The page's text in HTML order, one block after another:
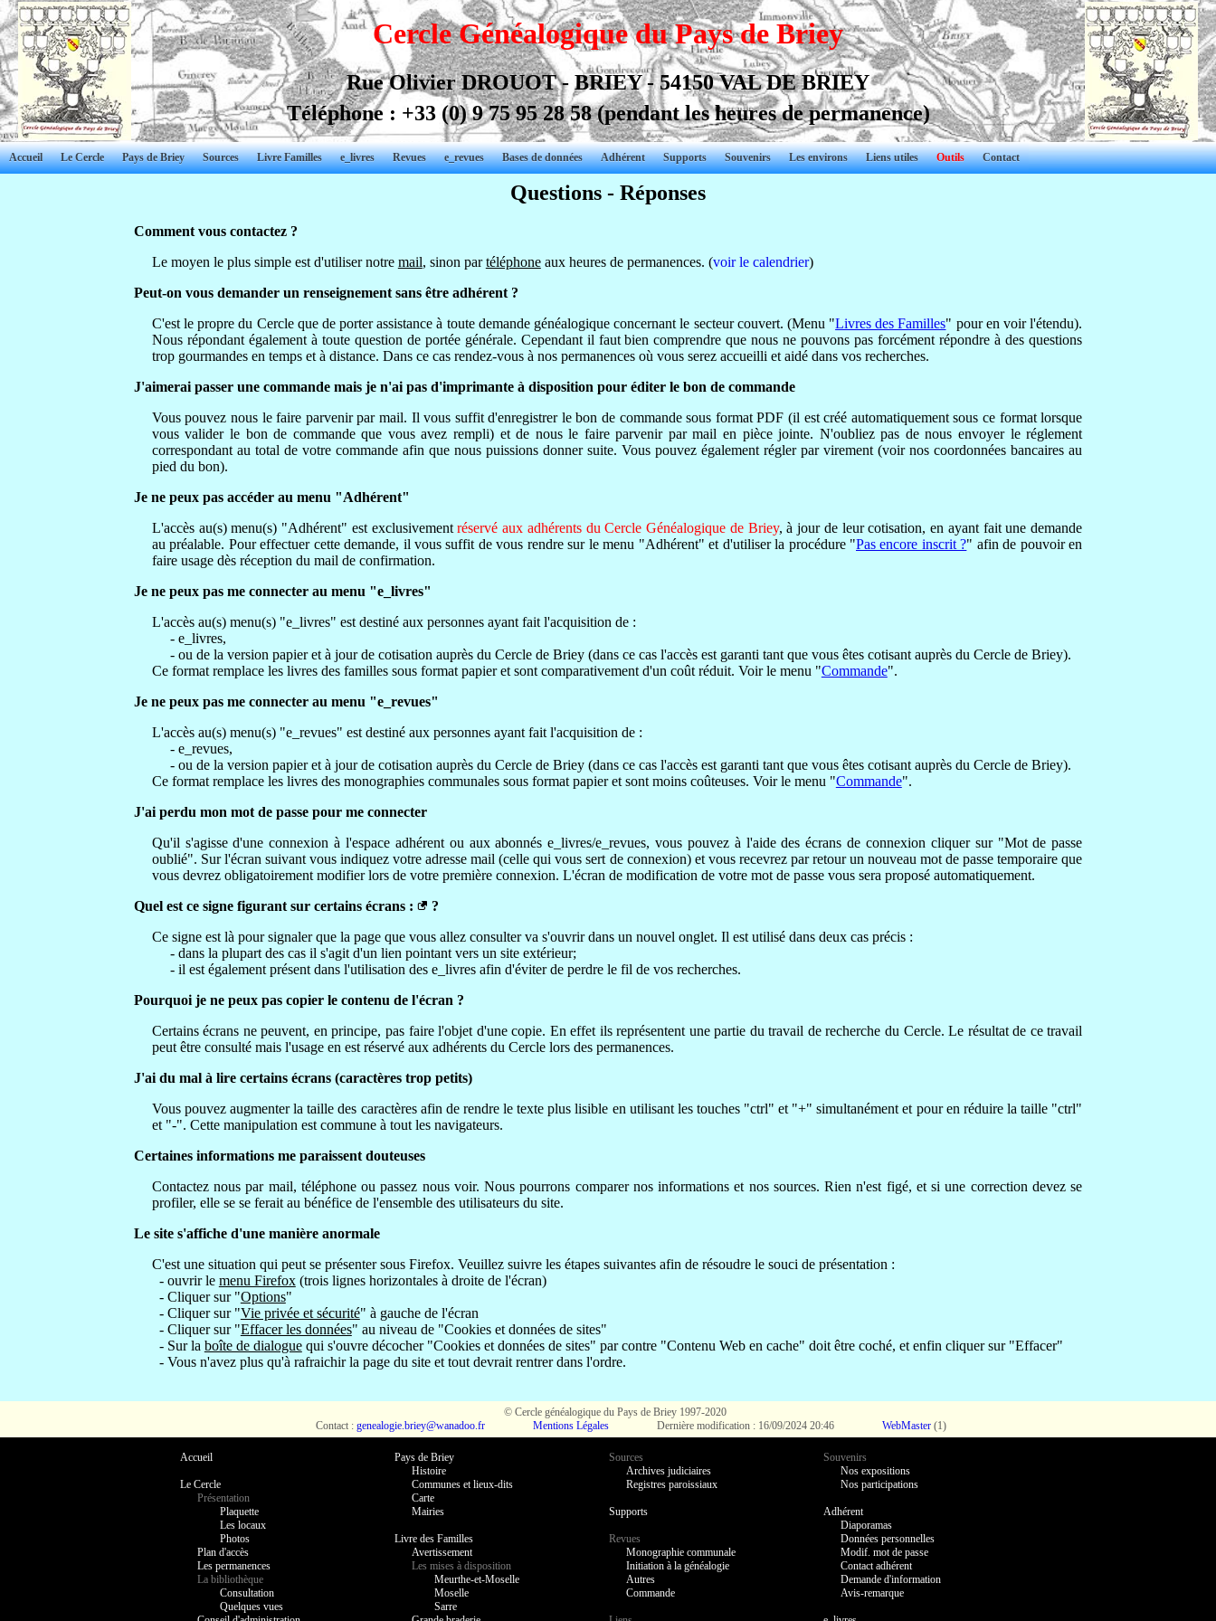
Cercle Généalogique du Pays de Briey
Rue Olivier DROUOT - BRIEY - 54150 VAL DE BRIEY
Téléphone : +33 (0) 9 75 95 28 58(pendant les heures de permanence)
Accueil Le Cercle Pays de Briey Sources Livre Familles e_livres Revues e_revues Bases de données Adhérent Supports Souvenirs Les environs Liens utiles Outils Contact
Questions - Réponses
Comment vous contactez ?
Le moyen le plus simple est d'utiliser notre mail, sinon partéléphoneaux heures de permanences. (voir le calendrier)
Peut-on vous demander un renseignement sans être adhérent ?
C'est le propre du Cercle que de porter assistance à toute demande généalogique concernant le secteur couvert. (Menu "Livres des Familles" pour en voir l'étendu).
Nous répondant également à toute question de portée générale. Cependant il faut bien comprendre que nous ne pouvons pas forcément répondre à des questions
trop gourmandes en temps et à distance. Dans ce cas rendez-vous à nos permanences où vous serez accueilli et aidé dans vos recherches.
J'aimerai passer une commande mais je n'ai pas d'imprimante à disposition pour éditer le bon de commande
Vous pouvez nous le faire parvenir par mail. Il vous suffit d'enregistrer le bon de commande sous format PDF (il est créé automatiquement sous ce format lorsque
vous valider le bon de commande que vous avez rempli) et de nous le faire parvenir par mail en pièce jointe. N'oubliez pas de nous envoyer le réglement
correspondant au total de votre commande afin que nous puissions donner suite. Vous pouvez également régler par virement (voir nos coordonnées bancaires au
pied du bon).
Je ne peux pas accéder au menu "Adhérent"
L'accès au(s) menu(s) "Adhérent" est exclusivementréservé aux adhérents du Cercle Généalogique de Briey, à jour de leur cotisation, en ayant fait une demande
au préalable. Pour effectuer cette demande, il vous suffit de vous rendre sur le menu "Adhérent" et d'utiliser la procédure "Pas encore inscrit ?" afin de pouvoir en
faire usage dès réception du mail de confirmation.
Je ne peux pas me connecter au menu "e_livres"
L'accès au(s) menu(s) "e_livres" est destiné aux personnes ayant fait l'acquisition de :
- e_livres,
- ou de la version papier et à jour de cotisation auprès du Cercle de Briey (dans ce cas l'accès est garanti tant que vous êtes cotisant auprès du Cercle de Briey).
Ce format remplace les livres des familles sous format papier et sont comparativement d'un coût réduit. Voir le menu "Commande".
Je ne peux pas me connecter au menu "e_revues"
L'accès au(s) menu(s) "e_revues" est destiné aux personnes ayant fait l'acquisition de :
- e_revues,
- ou de la version papier et à jour de cotisation auprès du Cercle de Briey (dans ce cas l'accès est garanti tant que vous êtes cotisant auprès du Cercle de Briey).
Ce format remplace les livres des monographies communales sous format papier et sont moins coûteuses. Voir le menu "Commande".
J'ai perdu mon mot de passe pour me connecter
Qu'il s'agisse d'une connexion à l'espace adhérent ou aux abonnés e_livres/e_revues, vous pouvez à l'aide des écrans de connexion cliquer sur "Mot de passe
oublié". Sur l'écran suivant vous indiquez votre adresse mail (celle qui vous sert de connexion) et vous recevrez par retour un nouveau mot de passe temporaire que
vous devrez obligatoirement modifier lors de votre première connexion. L'écran de modification de votre mot de passe vous sera proposé automatiquement.
Quel est ce signe figurant sur certains écrans :
?
Ce signe est là pour signaler que la page que vous allez consulter va s'ouvrir dans un nouvel onglet. Il est utilisé dans deux cas précis :
- dans la plupart des cas il s'agit d'un lien pointant vers un site extérieur;
- il est également présent dans l'utilisation des e_livres afin d'éviter de perdre le fil de vos recherches.
Pourquoi je ne peux pas copier le contenu de l'écran ?
Certains écrans ne peuvent, en principe, pas faire l'objet d'une copie. En effet ils représentent une partie du travail de recherche du Cercle. Le résultat de ce travail
peut être consulté mais l'usage en est réservé aux adhérents du Cercle lors des permanences.
J'ai du mal à lire certains écrans (caractères trop petits)
Vous pouvez augmenter la taille des caractères afin de rendre le texte plus lisible en utilisant les touches "ctrl" et "+" simultanément et pour en réduire la taille "ctrl"
et "-". Cette manipulation est commune à tout les navigateurs.
Certaines informations me paraissent douteuses
Contactez nous par mail, téléphone ou passez nous voir. Nous pourrons comparer nos informations et nos sources. Rien n'est figé, et si une correction devez se
profiler, elle se se ferait au bénéfice de l'ensemble des utilisateurs du site.
Le site s'affiche d'une manière anormale
C'est une situation qui peut se présenter sous Firefox. Veuillez suivre les étapes suivantes afin de résoudre le souci de présentation :
- ouvrir le menu Firefox(trois lignes horizontales à droite de l'écran)
- Cliquer sur "Options"
- Cliquer sur "Vie privée et sécurité" à gauche de l'écran
- Cliquer sur "Effacer les données" au niveau de "Cookies et données de sites"
- Sur la boîte de dialoguequi s'ouvre décocher "Cookies et données de sites" par contre "Contenu Web en cache" doit être coché, et enfin cliquer sur "Effacer"
- Vous n'avez plus qu'à rafraichir la page du site et tout devrait rentrer dans l'ordre.
© Cercle généalogique du Pays de Briey 1997-2020
Contact : genealogie.briey@wanadoo.fr Mentions Légales Dernière modification : 16/09/2024 20:46 WebMaster(1)
Accueil Pays de Briey Sources
Souvenirs
Histoire
Archives judiciaires
Nos expositions
Le Cercle
Communes et lieux-dits Registres paroissiaux
Nos participations
Présentation
Carte
Plaquette
Mairies Supports
Adhérent
Les locaux
Diaporamas
Photos
Livre des Familles Revues
Données personnelles
Plan d'accès
Avertissement Monographie communale
Modif. mot de passe
Les permanences
Les mises à disposition Initiation à la généalogie
Contact adhérent
La bibliothèque
Meurthe-et-Moselle Autres
Demande d'information
Consultation
Moselle Commande
Avis-remarque
Quelques vues
Sarre